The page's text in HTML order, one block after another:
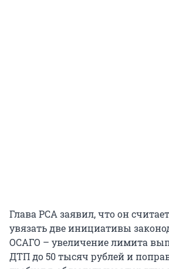
Глава РСА заявил, что он
увязать две инициативы
ОСАГО – увеличение лимита
ДТП до 50 тысяч рублей и